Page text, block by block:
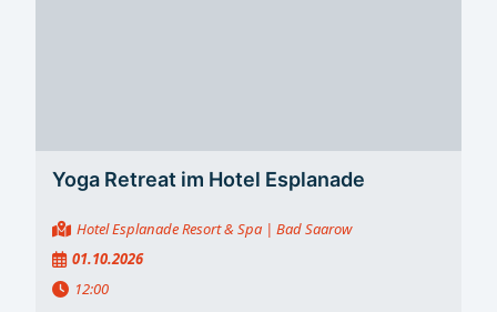
Yoga Retreat im Hotel Esplanade
Hotel Esplanade Resort & Spa | Bad Saarow
01.10.2026
12:00